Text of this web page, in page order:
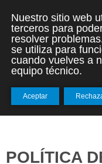
POLÍTICA
Nuestro sitio web
terceros para
resolver
se utiliza para
cuando vuelves a
equipo técnico.
Aceptar